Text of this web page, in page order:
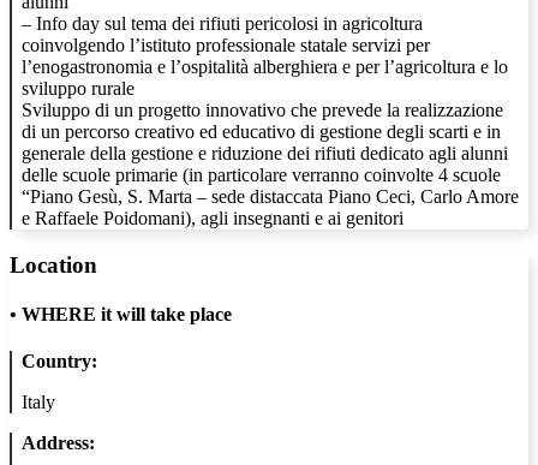
– Info day sul tema dei rifiuti pericolosi in agricoltura
coinvolgendo l’istituto professionale statale servizi per
l’enogastronomia e l’ospitalità alberghiera e per l’agricoltura e lo
sviluppo rurale
Sviluppo di un progetto innovativo che prevede la realizzazione
di un percorso creativo ed educativo di gestione degli scarti e in
generale della gestione e riduzione dei rifiuti dedicato agli alunni
delle scuole primarie (in particolare verranno coinvolte 4 scuole
“Piano Gesù, S. Marta – sede distaccata Piano Ceci, Carlo Amore
e Raffaele Poidomani), agli insegnanti e ai genitori
Location
• WHERE it will take place
Country:
Italy
Address: